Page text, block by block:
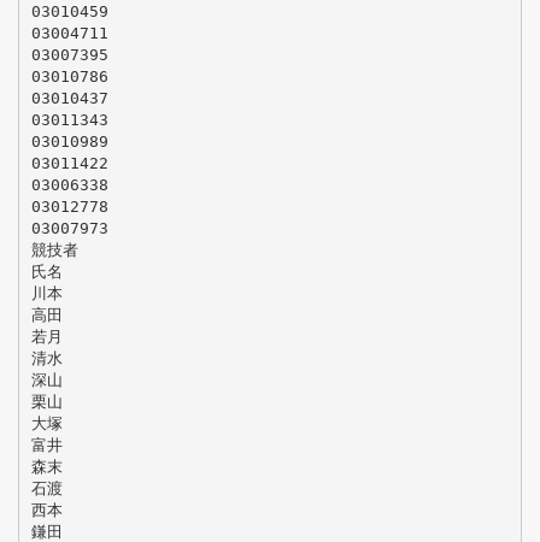
03010459
03004711
03007395
03010786
03010437
03011343
03010989
03011422
03006338
03012778
03007973
競技者
氏名
川本
高田
若月
清水
深山
栗山
大塚
富井
森末
石渡
西本
鎌田